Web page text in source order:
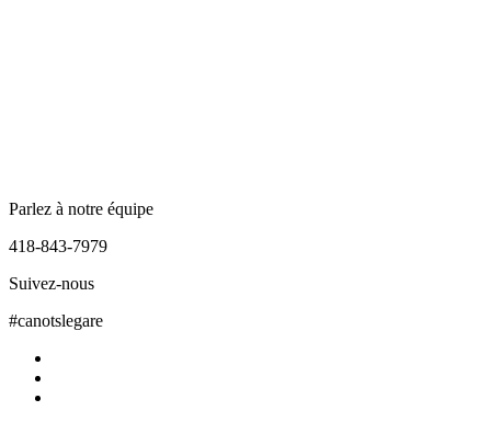
Parlez à notre équipe
418-843-7979
Suivez-nous
#canotslegare